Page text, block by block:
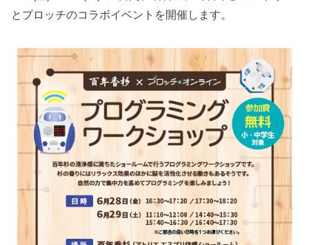
とプロッチのコラボイベントを開催します。